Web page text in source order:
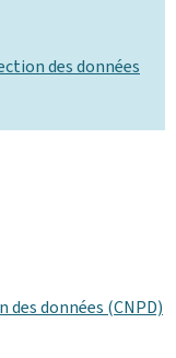
des données
données (CNPD)